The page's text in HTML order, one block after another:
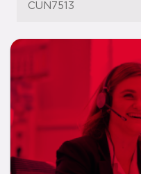
CUN7513